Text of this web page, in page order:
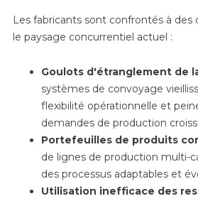
Les fabricants sont confrontés à
le paysage concurrentiel actuel :
Goulots d'étranglement de
systèmes de convoyage
flexibilité opérationnelle et
demandes de production
Portefeuilles de produits
de lignes de production multi-
des processus adaptables et
Utilisation inefficace des